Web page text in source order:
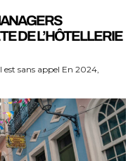
DE L’HÔTELLERIE
sans appel En 2024,